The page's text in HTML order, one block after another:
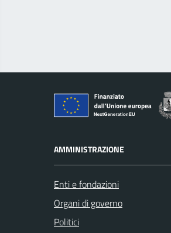
AMMINISTRAZIONE
Enti e fondazioni
Organi di governo
Politici